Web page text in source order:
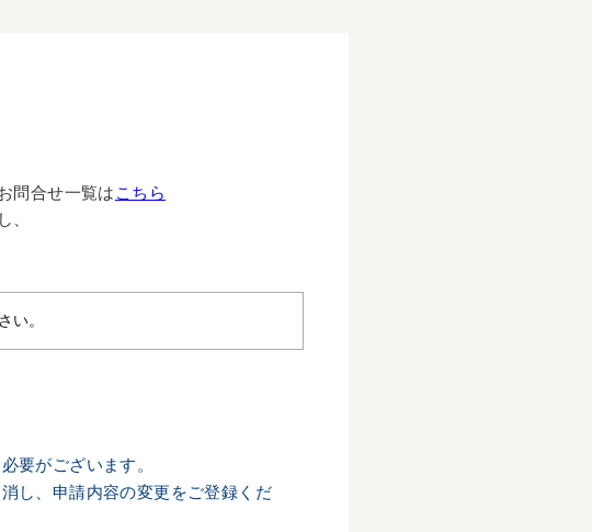
問合せ一覧は こちら
い。
要がございます。
し、申請内容の変更をご登録くだ